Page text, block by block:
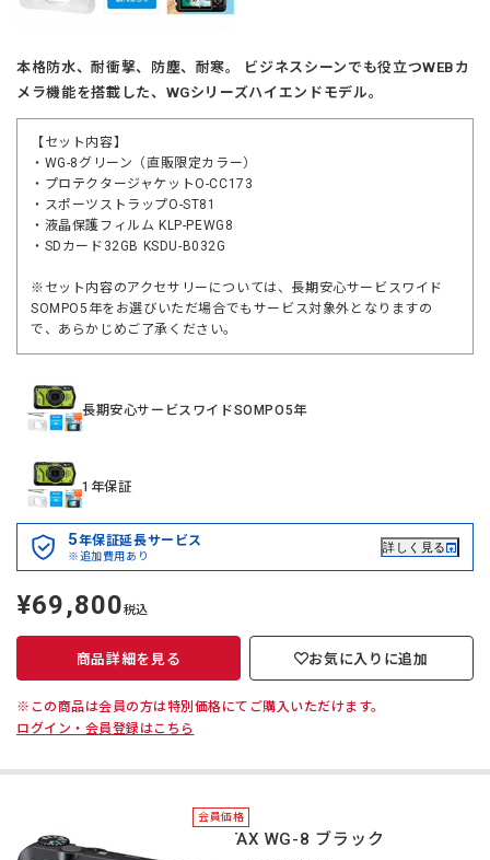
本格防水、耐衝撃、防塵、耐寒。 ビジネスシーンでも役立つWEBカ
メラ機能を搭載した、WGシリーズハイエンドモデル。
【セット内容】
・WG-8グリーン（直販限定カラー）
・プロテクタージャケットO-CC173
・スポーツストラップO-ST81
・液晶保護フィルム KLP-PEWG8
・SDカード32GB KSDU-B032G
※セット内容のアクセサリーについては、長期安心サービスワイド
SOMPO5年をお選びいただ場合でもサービス対象外となりますの
で、あらかじめご了承ください。
長期安心サービスワイドSOMPO5年
1年保証
5年保証延長サービス
※追加費用あり
詳しく見る
定
価
¥69,800税込
商品詳細を見る お気に入りに追加
※この商品は会員の方は特別価格にてご購入いただけます。
ログイン・会員登録はこちら
会員価格
PENTAX WG-8 ブラック